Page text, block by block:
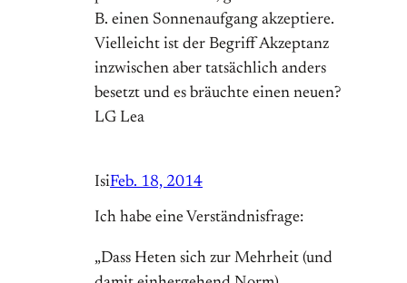
B. einen Sonnenaufgang akzeptiere.
Vielleicht ist der Begriff Akzeptanz
inzwischen aber tatsächlich anders
besetzt und es bräuchte einen neuen?
LG Lea
IsiFeb. 18, 2014
Ich habe eine Verständnisfrage:
„Dass Heten sich zur Mehrheit (und